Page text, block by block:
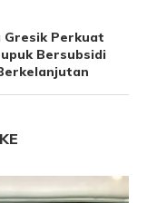
Gresik Perkuat
Bersubsidi